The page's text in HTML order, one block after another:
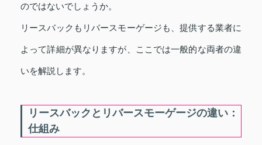
のではないでしょうか。
リースバックもリバースモーゲージも、提供する業者に
よって詳細が異なりますが、ここでは一般的な両者の違
いを解説します。
リースバックとリバースモーゲージの違い：
仕組み